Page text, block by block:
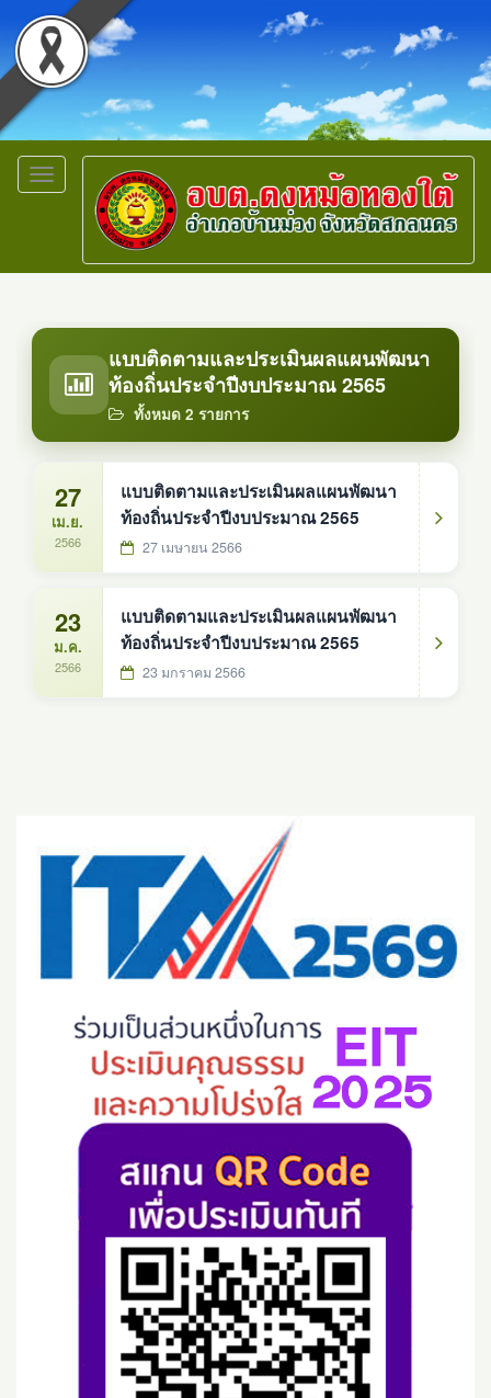
Toggle
navigation
แบบติดตามและประเมินผลแผนพัฒนา
ท้องถิ่นประจำปีงบประมาณ 2565
ทั้งหมด 2 รายการ
27
เม.ย.
2566
แบบติดตามและประเมินผลแผนพัฒนา
ท้องถิ่นประจำปีงบประมาณ 2565
27 เมษายน 2566
23
ม.ค.
2566
แบบติดตามและประเมินผลแผนพัฒนา
ท้องถิ่นประจำปีงบประมาณ 2565
23 มกราคม 2566